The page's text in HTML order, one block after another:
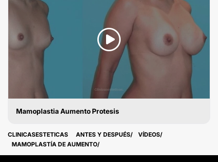
Mamoplastia Aumento Protesis
CLINICASESTETICAS ANTES Y DESPUÉS
VÍDEOS
MAMOPLASTÍA DE AUMENTO